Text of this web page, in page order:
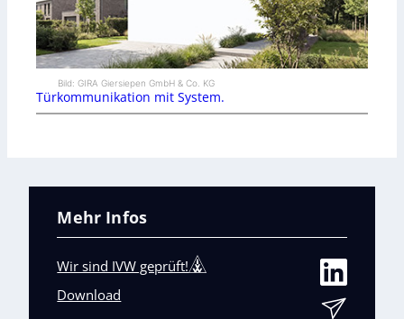
Bild: GIRA Giersiepen GmbH & Co. KG
Türkommunikation mit System.
Mehr Infos
Wir sind IVW geprüft!
Download